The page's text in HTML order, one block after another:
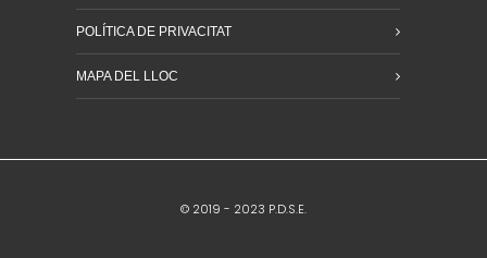
POLÍTICA DE PRIVACITAT
MAPA DEL LLOC
© 2019 - 2023 P.D.S.E.